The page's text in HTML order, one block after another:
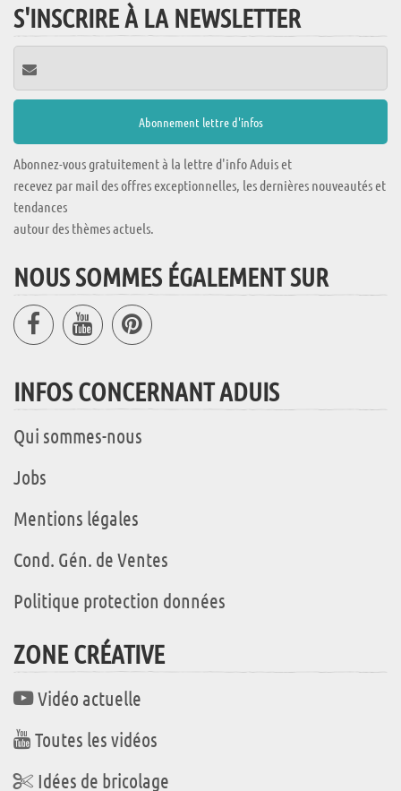
S'INSCRIRE À LA NEWSLETTER
Abonnez-vous gratuitement à la lettre d'info Aduis et
recevez par mail des offres exceptionnelles, les dernières nouveautés et
tendances
autour des thèmes actuels.
NOUS SOMMES ÉGALEMENT SUR
INFOS CONCERNANT ADUIS
Qui sommes-nous
Jobs
Mentions légales
Cond. Gén. de Ventes
Politique protection données
ZONE CRÉATIVE
Vidéo actuelle
Toutes les vidéos
Idées de bricolage